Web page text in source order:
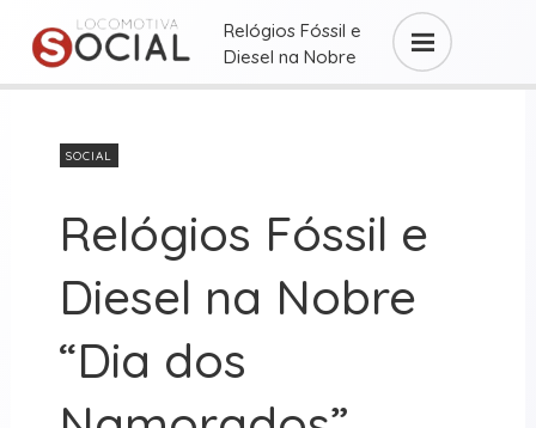
Relógios Fóssil e
Diesel na Nobre
“Dia ...
SOCIAL
Relógios Fóssil e
Diesel na Nobre
“Dia dos